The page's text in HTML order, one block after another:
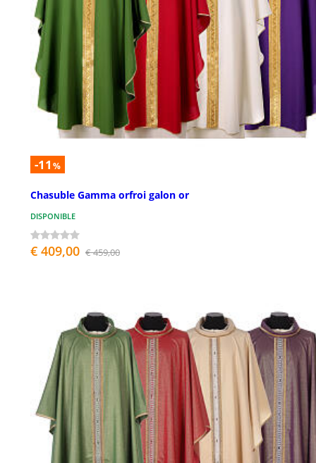
-11 %
Chasuble Gamma orfroi galon or
DISPONIBLE
€ 409,00 € 459,00